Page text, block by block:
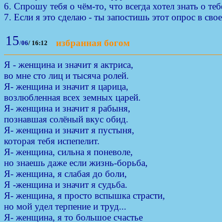
6. Спрошу тебя о чём-то, что всегда хотел знать о
7. Если я это сделаю - ты запостишь этот опрос в
15/06/ 16:12 избранная богом
Я - женщина и значит я актриса,
во мне сто лиц и тысяча ролей.
Я- женщина и значит я царица,
возлюбленная всех земных царей.
Я- женщина и значит я рабыня,
познавшая солёный вкус обид.
Я- женщина и значит я пустыня,
которая тебя испепелит.
Я- женщина, сильна я поневоле,
но знаешь даже если жизнь-борьба,
Я- женщина, я слабая до боли,
Я -женщина и значит я судьба.
Я- женщина, я просто вспышка страсти,
но мой удел терпение и труд...
Я- женщина, я то большое счастье